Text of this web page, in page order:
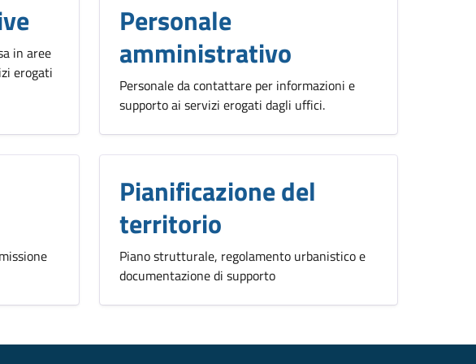
in aree
erogati
Personale
amministrativo
Personale da contattare per informazioni e
supporto ai servizi erogati dagli uffici.
Pianificazione del
territorio
Piano strutturale, regolamento urbanistico e
documentazione di supporto